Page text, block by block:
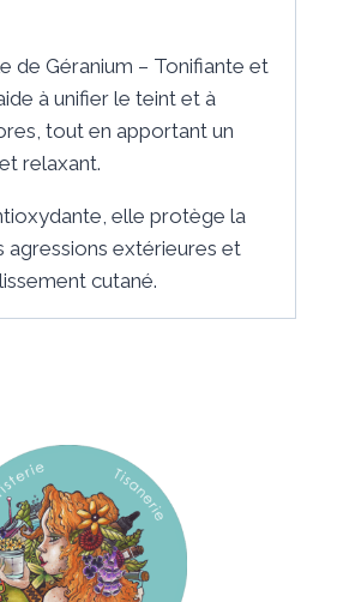
de Géranium – Tonifiante et
à unifier le teint et à
tout en apportant un
relaxant.
elle protège la
agressions extérieures et
cutané.